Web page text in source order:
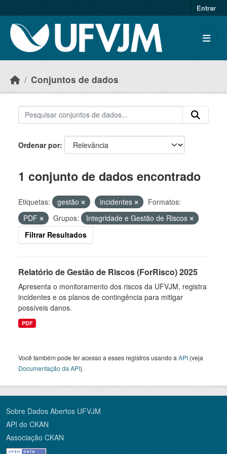
Entrar
Conjuntos de dados
Ordenar por
1 conjunto de dados encontrado
Etiquetas: gestão incidentes
Formatos:
PDF
Grupos:
Integridade e Gestão de Riscos
Filtrar Resultados
Relatório de Gestão de Riscos (ForRisco) 2025
Apresenta o monitoramento dos riscos da UFVJM, registra
incidentes e os planos de contingência para mitigar
possíveis danos.
PDF
Você também pode ter acesso a esses registros usando a API (veja
Documentação da API).
Sobre Dados Abertos UFVJM
API do CKAN
Associação CKAN